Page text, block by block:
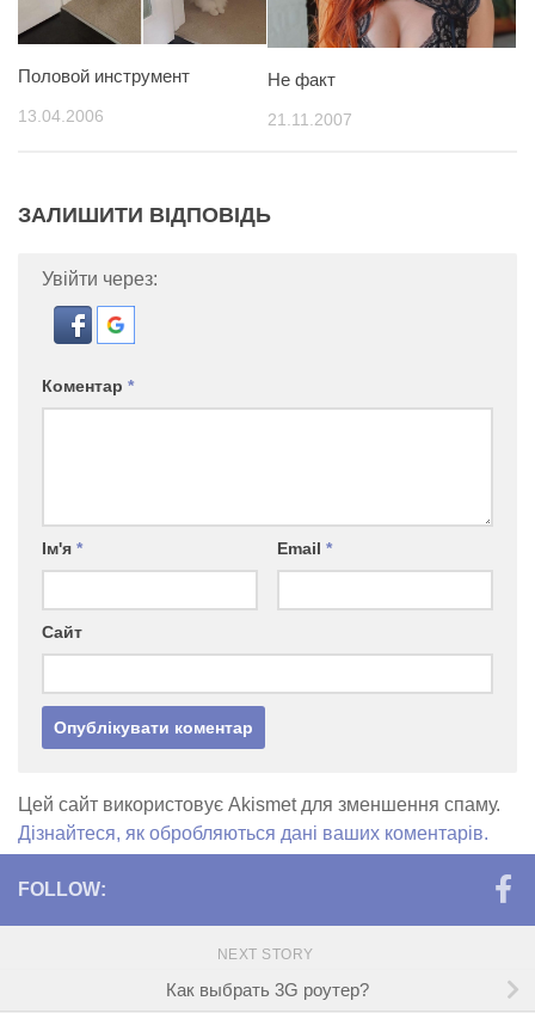
Половой инструмент
13.04.2006
Не факт
21.11.2007
ЗАЛИШИТИ ВІДПОВІДЬ
Увійти через:
Коментар *
Ім'я * Email *
Сайт
Цей сайт використовує Akismet для зменшення спаму.
Дізнайтеся, як обробляються дані ваших коментарів.
FOLLOW:
NEXT STORY
Как выбрать 3G роутер?